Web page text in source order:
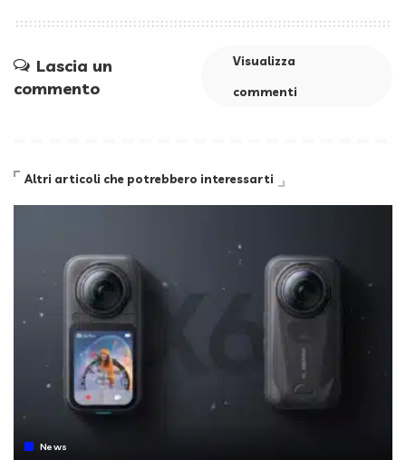
Lascia un
commento
Visualizza
commenti
Altri articoli che potrebbero interessarti
News